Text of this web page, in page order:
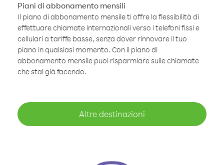
Piani di abbonamento mensili
Il piano di abbonamento mensile ti offre la flessibilità di
effettuare chiamate internazionali verso i telefoni fissi e
cellulari a tariffe basse, senza dover rinnovare il tuo
piano in qualsiasi momento. Con il piano di
abbonamento mensile puoi risparmiare sulle chiamate
che stai già facendo.
Altre destinazioni